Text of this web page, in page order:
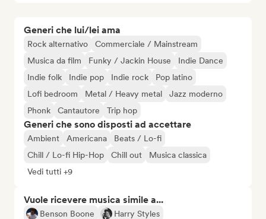
Generi che lui/lei ama
Rock alternativo
Commerciale / Mainstream
Musica da film
Funky / Jackin House
Indie Dance
Indie folk
Indie pop Indie rock
Pop latino
Lofi bedroom
Metal / Heavy metal
Jazz moderno
Phonk
Cantautore Trip hop
Generi che sono disposti ad accettare
Ambient Americana
Beats / Lo-fi
Chill / Lo-fi Hip-Hop
Chill out
Musica classica
Vedi tutti +9
Vuole ricevere musica simile a...
Benson Boone
Harry Styles